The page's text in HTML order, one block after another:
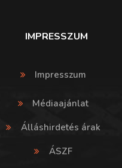
IMPRESSZUM
Impresszum
Médiaajánlat
Álláshirdetés árak
ÁSZF